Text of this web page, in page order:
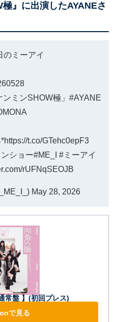
極』に出演したAYANEさ
のミーアイ
ミンSHOW極」 #AYANE
https://t.co/GTehc0epF3
ショー#ME_I
#ミーアイ
rUFNqSEOJB
May 28, 2026
常盤 】(初回プレス)
で見る